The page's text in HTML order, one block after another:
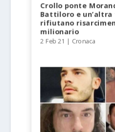
Crollo ponte
Battiloro e
rifiutano
milionario
2 Feb 21 | Cronaca